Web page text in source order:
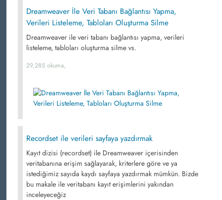
Dreamweaver İle Veri Tabanı Bağlantısı Yapma,
Verileri Listeleme, Tabloları Oluşturma Silme
Dreamweaver ile veri tabanı bağlantısı yapma, verileri
listeleme, tabloları oluşturma silme vs.
29,285 okuma,
Recordset ile verileri sayfaya yazdırmak
Kayıt dizisi (recordset) ile Dreamweaver içerisinden
veritabanına erişim sağlayarak, kriterlere göre ve ya
istediğimiz sayıda kaydı sayfaya yazdırmak mümkün. Bizde
bu makale ile veritabanı kayıt erişimlerini yakından
inceleyeceğiz